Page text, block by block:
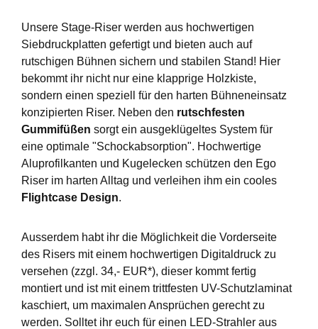
Unsere Stage-Riser werden aus hochwertigen
Siebdruckplatten gefertigt und bieten auch auf
rutschigen Bühnen sichern und stabilen Stand! Hier
bekommt ihr nicht nur eine klapprige Holzkiste,
sondern einen speziell für den harten Bühneneinsatz
konzipierten Riser. Neben den rutschfesten
Gummifüßen sorgt ein ausgeklügeltes System für
eine optimale "Schockabsorption". Hochwertige
Aluprofilkanten und Kugelecken schützen den Ego
Riser im harten Alltag und verleihen ihm ein cooles
Flightcase Design.
Ausserdem habt ihr die Möglichkeit die Vorderseite
des Risers mit einem hochwertigen Digitaldruck zu
versehen (zzgl. 34,- EUR*), dieser kommt fertig
montiert und ist mit einem trittfesten UV-Schutzlaminat
kaschiert, um maximalen Ansprüchen gerecht zu
werden. Solltet ihr euch für einen LED-Strahler aus